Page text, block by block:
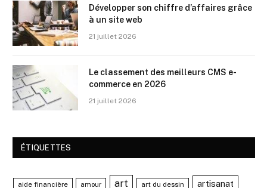
Développer son chiffre d’affaires grâce
à un site web
21 juillet 2026
Le classement des meilleurs CMS e-
commerce en 2026
21 juillet 2026
ÉTIQUETTES
aide financière amour art art du dessin artisanat